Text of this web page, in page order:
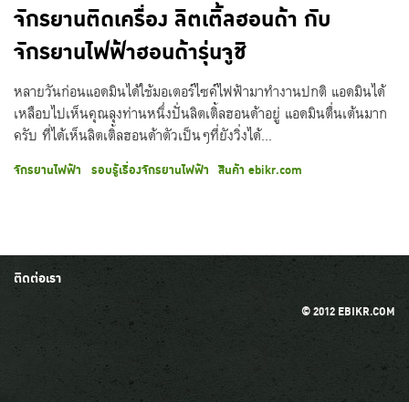
จักรยานติดเครื่อง ลิตเติ้ลฮอนด้า กับ
จักรยานไฟฟ้าฮอนด้ารุ่นจูชิ
หลายวันก่อนแอดมินได้ใช้มอเตอร์ไซค์ไฟฟ้ามาทำงานปกติ แอดมินได้
เหลือบไปเห็นคุณลุงท่านหนึ่งปั่นลิตเติ้ลฮอนด้าอยู่ แอดมินตื่นเต้นมาก
ครับ ที่ได้เห็นลิตเติ้ลฮอนด้าตัวเป็นๆที่ยังวิ่งได้...
จักรยานไฟฟ้า รอบรู้เรื่องจักรยานไฟฟ้า สินค้า ebikr.com
ติดต่อเรา
© 2012 EBIKR.COM